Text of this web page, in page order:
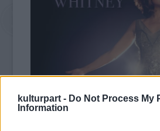
kulturpart - Do Not Process My
Information
Cissy Houston a lányának a
zenésszel kötött házasságát